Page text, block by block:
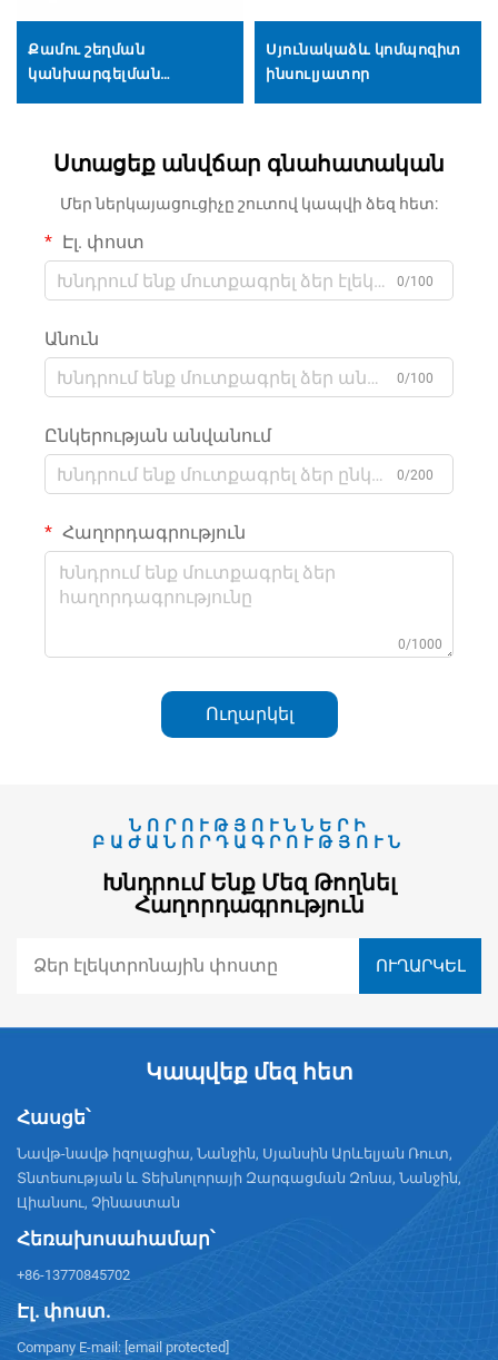
Քամու շեղման
կանխարգելման
Սյունակաձև կոմպոզիտ
ինսուլյատոր
Ստացեք անվճար գնահատական
Մեր ներկայացուցիչը շուտով կապվի ձեզ հետ:
Էլ. փոստ
0/100
Անուն
0/100
Ընկերության անվանում
0/200
Հաղորդագրություն
0/1000
Ուղարկել
ՆՈՐՈՒԹՅՈՒՆՆԵՐԻ
ԲԱԺԱՆՈՐԴԱԳՐՈՒԹՅՈՒՆ
Խնդրում Ենք Մեզ Թողնել
Հաղորդագրություն
Կապվեք մեզ հետ
Հասցե՝
Նավթ-նավթ իզոլացիա, Նանջին, Սյանսին Արևելյան Ռուտ,
Տնտեսության և Տեխնոլորայի Զարգացման Զոնա, Նանջին,
Цիանսու, Չինաստան
Հեռախոսահամար՝
+86-13770845702
Էլ. փոստ.
Company E-mail: [email protected]